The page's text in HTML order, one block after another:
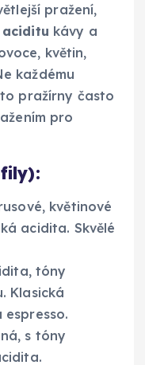
pražení,
kávy a
květin,
každému
pražírny často
pro
květinové
acidita. Skvělé
tóny
Klasická
espresso.
s tóny